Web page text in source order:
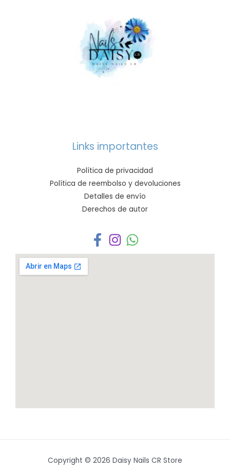
Links importantes
Política de privacidad
Política de reembolso y devoluciones
Detalles de envío
Derechos de autor
Copyright © 2026 Daisy Nails CR Store